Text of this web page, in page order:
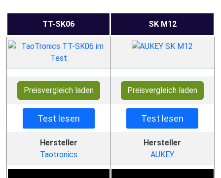
TT-SK06 SK M12
Preisvergleich laden Preisvergleich laden
Test lesen Test lesen
Hersteller
Taotronics
Hersteller
AUKEY